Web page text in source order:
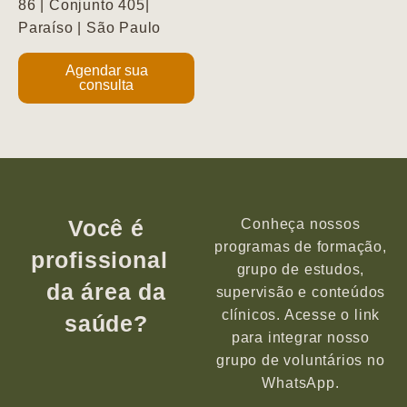
86 | Conjunto 405|
Paraíso | São Paulo
Agendar sua
consulta
Você é
profissional
da área da
saúde?
Conheça nossos
programas de formação,
grupo de estudos,
supervisão e conteúdos
clínicos. Acesse o link
para integrar nosso
grupo de voluntários no
WhatsApp.